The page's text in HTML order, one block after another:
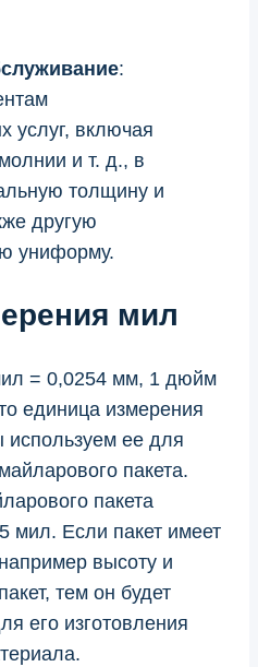
:
услуг, включая
и т. д., в
толщину и
другую
униформу.
мил
= 0,0254 мм, 1 дюйм
единица измерения
ее для
пакета.
пакета
мил. Если пакет имеет
высоту и
тем он будет
его изготовления